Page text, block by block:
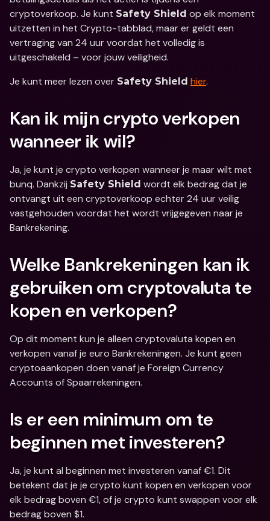
cryptoverkoop. Je kunt Safety Shield op elk moment
uitzetten in het Crypto-tabblad, maar er geldt een
vertraging van 24 uur voordat het volledig is
uitgeschakeld – voor jouw veiligheid.
Je kunt meer lezen over Safety Shield hier.
Kan ik mijn crypto verkopen
wanneer ik wil?
Ja, je kunt je crypto verkopen wanneer je maar wilt met
bunq. Dankzij Safety Shield wordt elk bedrag dat je
ontvangt uit een cryptoverkoop echter 24 uur veilig
vastgehouden voordat het wordt vrijgegeven naar je
Bankrekening.
Welke Bankrekeningen kan ik
gebruiken om cryptovaluta te
kopen en verkopen?
Op dit moment kun je alleen cryptovaluta kopen en
verkopen vanaf je euro Bankrekeningen. Je kunt geen
cryptoaankopen doen vanaf je Foreign Currency
Accounts of Spaarrekeningen.
Is er een minimum om te
beginnen met investeren?
Ja, je kunt al beginnen met investeren vanaf €1. Dit
betekent dat je je crypto kunt kopen en verkopen voor
elk bedrag boven €1, of je crypto kunt swappen voor elk
bedrag boven $1.